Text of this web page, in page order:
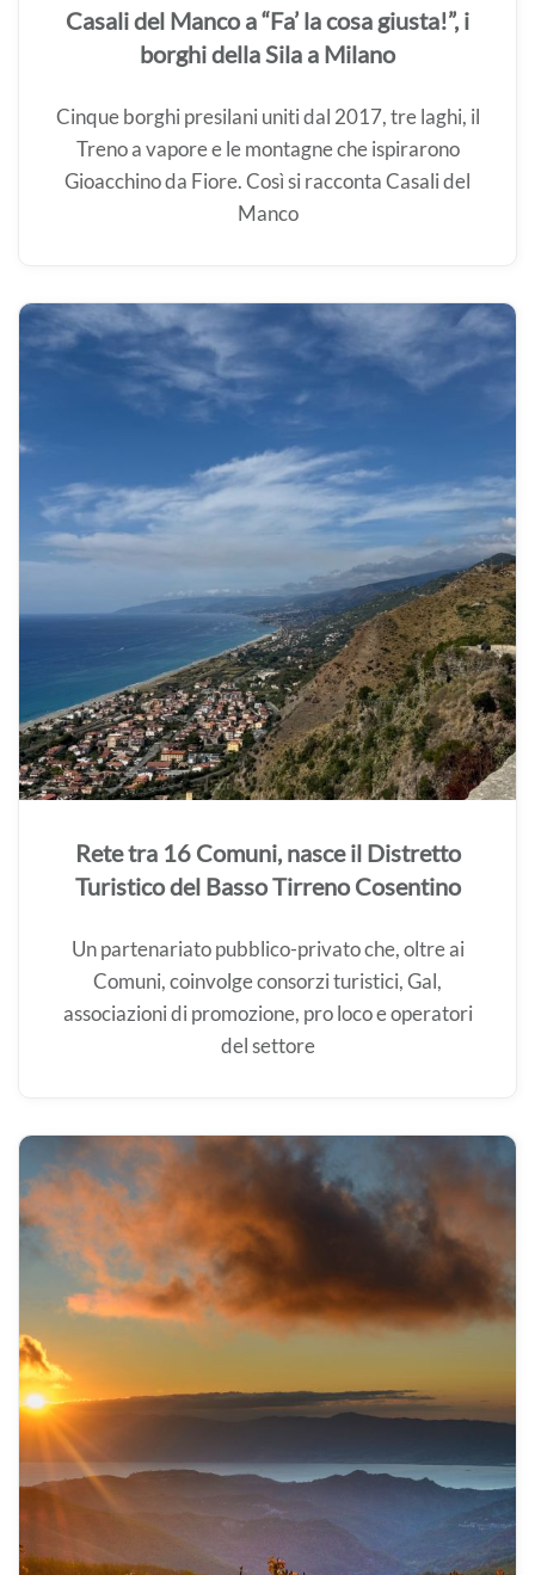
Casali del Manco a “Fa’ la cosa giusta!”, i
borghi della Sila a Milano
Cinque borghi presilani uniti dal 2017, tre laghi, il
Treno a vapore e le montagne che ispirarono
Gioacchino da Fiore. Così si racconta Casali del
Manco
Rete tra 16 Comuni, nasce il Distretto
Turistico del Basso Tirreno Cosentino
Un partenariato pubblico-privato che, oltre ai
Comuni, coinvolge consorzi turistici, Gal,
associazioni di promozione, pro loco e operatori
del settore